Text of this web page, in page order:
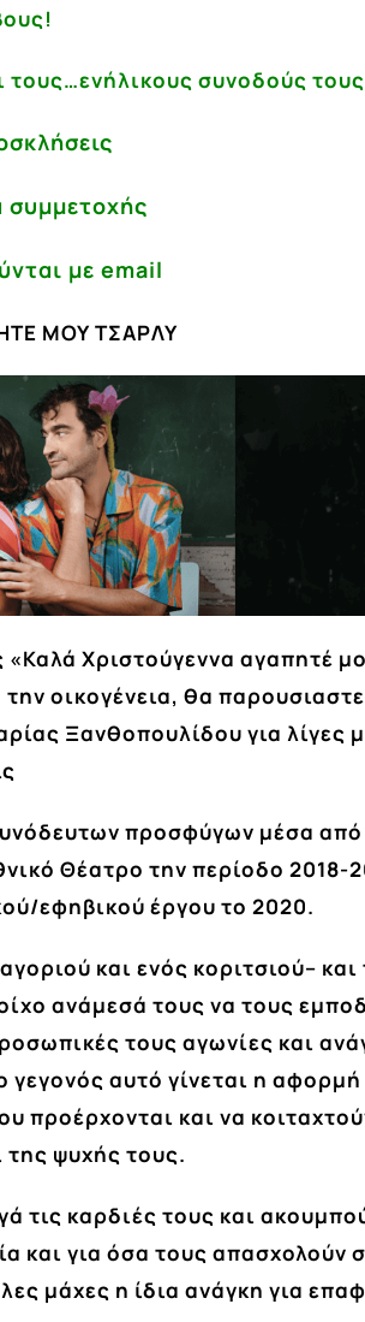
συνοδούς
με email
ΜΟΥ ΤΣΑΡΛΥ
Χριστούγεννα αγαπητέ
οικογένεια, θα
Ξανθοπουλίδου για λίγες
προσφύγων μέσα από
Θέατρο την περίοδο 2018-
εφηβικού έργου το 2020.
και ενός κοριτσιού– και
ανάμεσά τους να τους
τους αγωνίες και
αυτό γίνεται η αφορμή
προέρχονται και να
της ψυχής τους.
τις καρδιές τους και
και για όσα τους απασχολούν
μάχες η ίδια ανάγκη για